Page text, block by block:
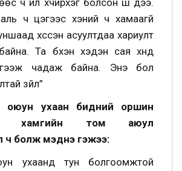
ч илүү хүчирхэг болсон шүү дээ.
ч цэгээс хэний ч хамаагүй
хүссэн асуултдаа хариулт
Та бүхэн хэдэн сая хүнд
чадаж байна. Энэ бол
зүйл”
оюун ухаан бидний оршин
хамгийн том аюул
ч болж мэднэ гэжээ:
ухаанд тун болгоомжтой